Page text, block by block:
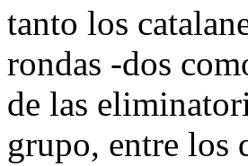
tanto los
rondas -dos
de las
grupo, entre los